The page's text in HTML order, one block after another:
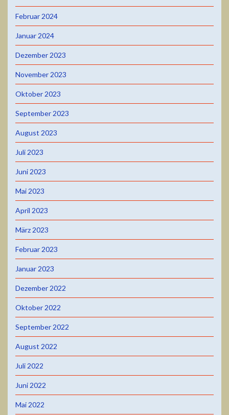
Februar 2024
Januar 2024
Dezember 2023
November 2023
Oktober 2023
September 2023
August 2023
Juli 2023
Juni 2023
Mai 2023
April 2023
März 2023
Februar 2023
Januar 2023
Dezember 2022
Oktober 2022
September 2022
August 2022
Juli 2022
Juni 2022
Mai 2022